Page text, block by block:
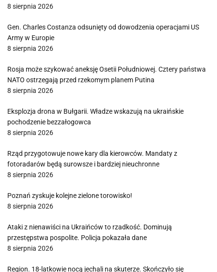
8 sierpnia 2026
Gen. Charles Costanza odsunięty od dowodzenia operacjami US
Army w Europie
8 sierpnia 2026
Rosja może szykować aneksję Osetii Południowej. Cztery państwa
NATO ostrzegają przed rzekomym planem Putina
8 sierpnia 2026
Eksplozja drona w Bułgarii. Władze wskazują na ukraińskie
pochodzenie bezzałogowca
8 sierpnia 2026
Rząd przygotowuje nowe kary dla kierowców. Mandaty z
fotoradarów będą surowsze i bardziej nieuchronne
8 sierpnia 2026
Poznań zyskuje kolejne zielone torowisko!
8 sierpnia 2026
Ataki z nienawiści na Ukraińców to rzadkość. Dominują
przestępstwa pospolite. Policja pokazała dane
8 sierpnia 2026
Region. 18-latkowie nocą jechali na skuterze. Skończyło się